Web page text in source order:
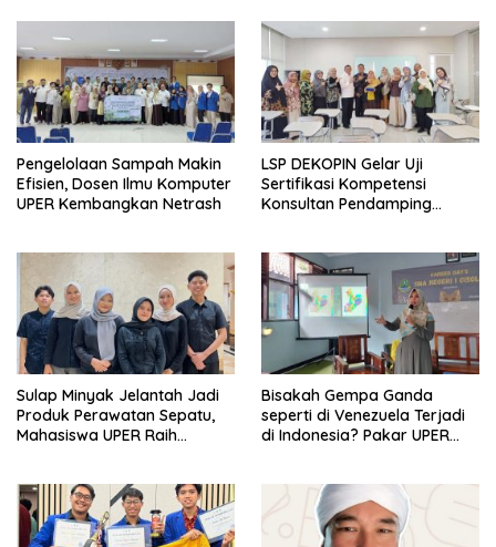
Pengelolaan Sampah Makin
Efisien, Dosen Ilmu Komputer
UPER Kembangkan Netrash
LSP DEKOPIN Gelar Uji
Sertifikasi Kompetensi
Konsultan Pendamping
Sulap Minyak Jelantah Jadi
Produk Perawatan Sepatu,
Mahasiswa UPER Raih
Bisakah Gempa Ganda
seperti di Venezuela Terjadi
di Indonesia? Pakar UPER